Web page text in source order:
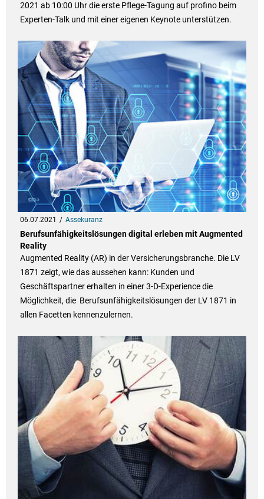
2021 ab 10:00 Uhr die erste Pflege-Tagung auf profino beim
Experten-Talk und mit einer eigenen Keynote unterstützen.
06.07.2021 Assekuranz
Berufsunfähigkeitslösungen digital erleben mit Augmented
Reality
Augmented Reality (AR) in der Versicherungsbranche. Die LV
1871 zeigt, wie das aussehen kann: Kunden und
Geschäftspartner erhalten in einer 3-D-Experience die
Möglichkeit, die Berufsunfähigkeitslösungen der LV 1871 in
allen Facetten kennenzulernen.